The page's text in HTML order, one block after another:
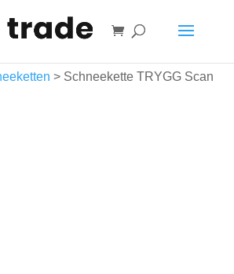
Warenkorb
> Schneekette TRYGG Scan